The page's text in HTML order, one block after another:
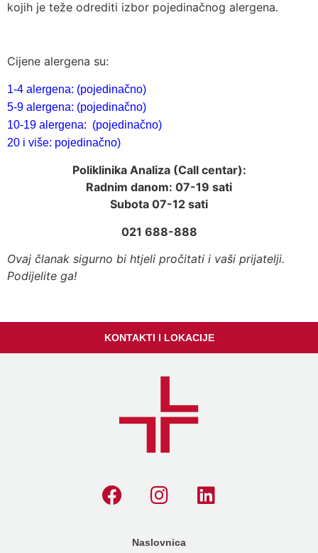
kojih je teže odrediti izbor pojedinačnog alergena.
Cijene alergena su:
1-4 alergena: (pojedinačno)
5-9 alergena: (pojedinačno)
10-19 alergena: (pojedinačno)
20 i više: pojedinačno)
Poliklinika Analiza (Call centar):
Radnim danom: 07-19 sati
Subota 07-12 sati
021 688-888
Ovaj članak sigurno bi htjeli pročitati i vaši prijatelji.
Podijelite ga!
KONTAKTI I LOKACIJE
Naslovnica